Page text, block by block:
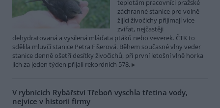
teplotám pracovníci pražské
záchranné stanice pro volně
žijící živočichy přijímají více
zvířat, nejčastěji
dehydratovaná a vysílená mláďata ptáků nebo veverek. ČTK to
sdělila mluvčí stanice Petra Fišerová. Během současné vlny veder
stanice denně ošetří desítky živočichů, při první letošní vlně horka
jich za jeden týden přijali rekordních 578.
V rybnících Rybářství Třeboň vyschla třetina vody,
nejvíce v historii firmy